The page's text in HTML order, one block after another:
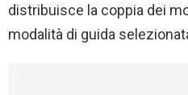
distribuisce la coppia dei
modalità di guida